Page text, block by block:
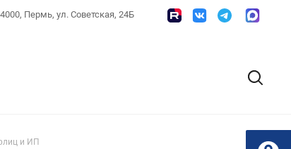
Пермь, ул. Советская, 24Б
и ИП